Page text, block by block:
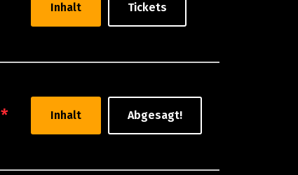
Inhalt Tickets
* Inhalt Abgesagt!